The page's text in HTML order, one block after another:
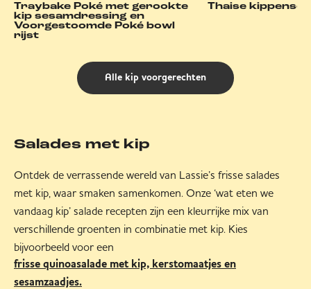
Traybake Poké met gerookte
kip sesamdressing en
Voorgestoomde Poké bowl
rijst
Thaise
Alle kip voorgerechten
Salades met kip
Ontdek de verrassende wereld van Lassie’s frisse salades
met kip, waar smaken samenkomen. Onze ‘wat eten we
vandaag kip’ salade recepten zijn een kleurrijke mix van
verschillende groenten in combinatie met kip. Kies
bijvoorbeeld voor een
frisse quinoasalade met kip, kerstomaatjes en
sesamzaadjes.